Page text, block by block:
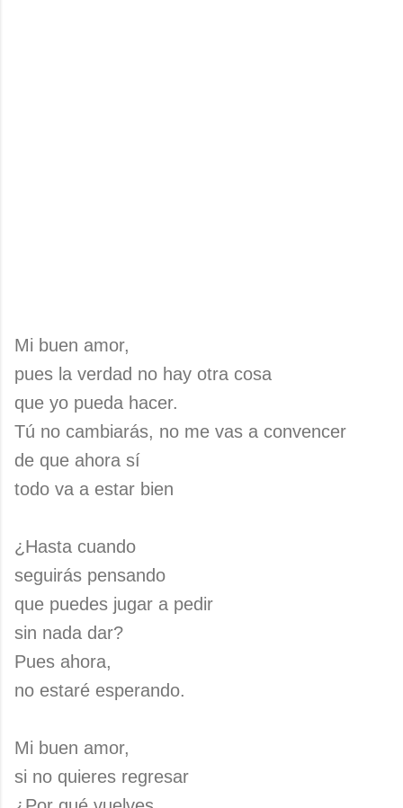
Mi buen amor,
pues la verdad no hay otra cosa
que yo pueda hacer.
Tú no cambiarás, no me vas a convencer
de que ahora sí
todo va a estar bien
¿Hasta cuando
seguirás pensando
que puedes jugar a pedir
sin nada dar?
Pues ahora,
no estaré esperando.
Mi buen amor,
si no quieres regresar